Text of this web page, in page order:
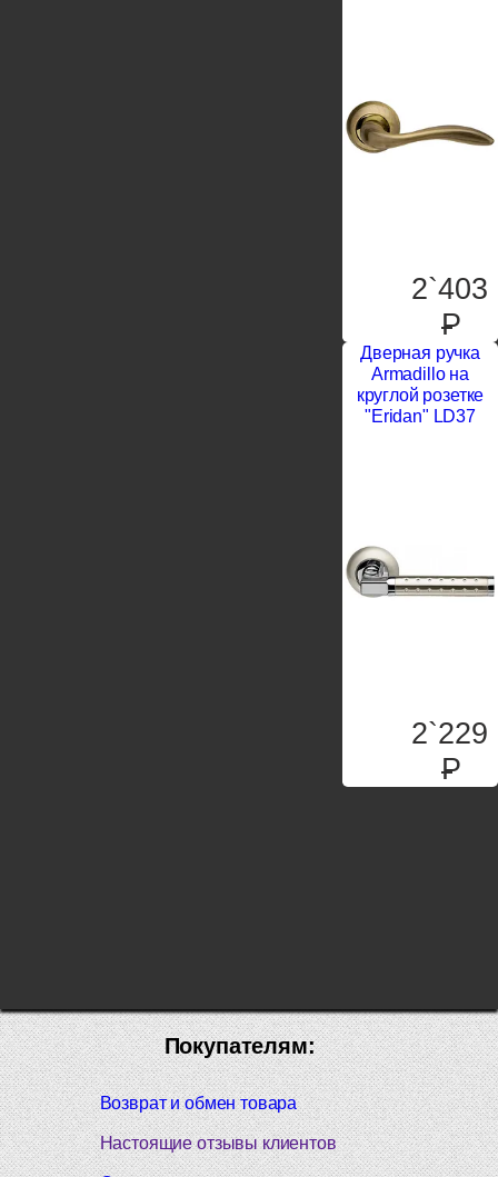
2`403
P
Дверная ручка
Armadillo на
круглой розетке
"Eridan" LD37
2`229
P
Покупателям:
Возврат и обмен товара
Настоящие отзывы клиентов